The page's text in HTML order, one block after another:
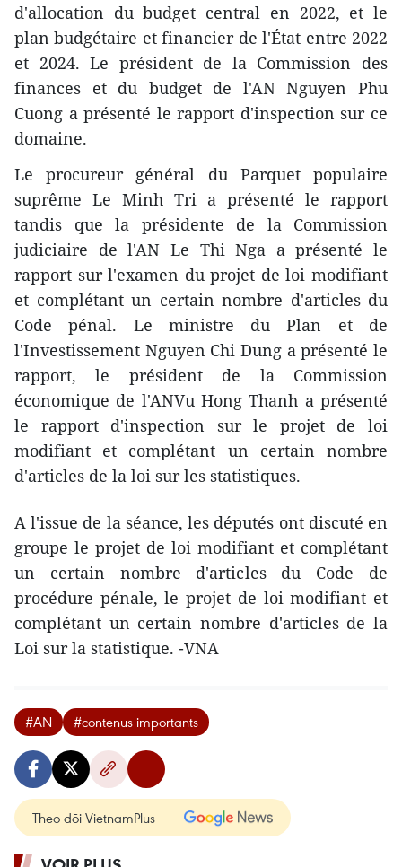
d'allocation du budget central en 2022, et le
plan budgétaire et financier de l'État entre 2022
et 2024. Le président de la Commission des
finances et du budget de l'AN Nguyen Phu
Cuong a présenté le rapport d'inspection sur ce
domaine.
Le procureur général du Parquet populaire
suprême Le Minh Tri a présenté le rapport
tandis que la présidente de la Commission
judiciaire de l'AN Le Thi Nga a présenté le
rapport sur l'examen du projet de loi modifiant
et complétant un certain nombre d'articles du
Code pénal. Le ministre du Plan et de
l'Investissement Nguyen Chi Dung a présenté le
rapport, le président de la Commission
économique de l'ANVu Hong Thanh a présenté
le rapport d'inspection sur le projet de loi
modifiant et complétant un certain nombre
d'articles de la loi sur les statistiques.
A l'issue de la séance, les députés ont discuté en
groupe le projet de loi modifiant et complétant
un certain nombre d'articles du Code de
procédure pénale, le projet de loi modifiant et
complétant un certain nombre d'articles de la
Loi sur la statistique. -VNA
#AN #contenus importants
Theo dõi VietnamPlus